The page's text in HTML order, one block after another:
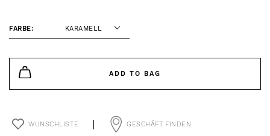
FARBE: KARAMELL
ADD TO BAG
WUNSCHLISTE GESCHÄFT FINDEN